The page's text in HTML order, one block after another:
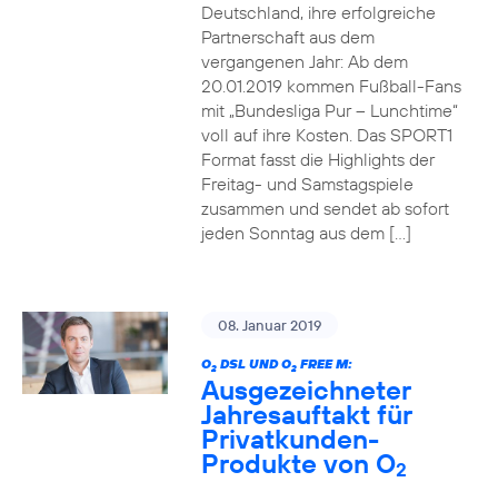
Deutschland, ihre erfolgreiche
Partnerschaft aus dem
vergangenen Jahr: Ab dem
20.01.2019 kommen Fußball-Fans
mit „Bundesliga Pur – Lunchtime“
voll auf ihre Kosten. Das SPORT1
Format fasst die Highlights der
Freitag- und Samstagspiele
zusammen und sendet ab sofort
jeden Sonntag aus dem […]
08. Januar 2019
O2DSL UND O2FREE M:
Ausgezeichneter
Jahresauftakt für
Privatkunden-
Produkte von O2